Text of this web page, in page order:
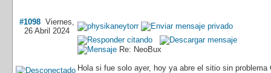
#1098Viernes,
26 Abril 2024
Re: NeoBux
Hola si fue solo ayer, hoy ya abre el sitio sin problema